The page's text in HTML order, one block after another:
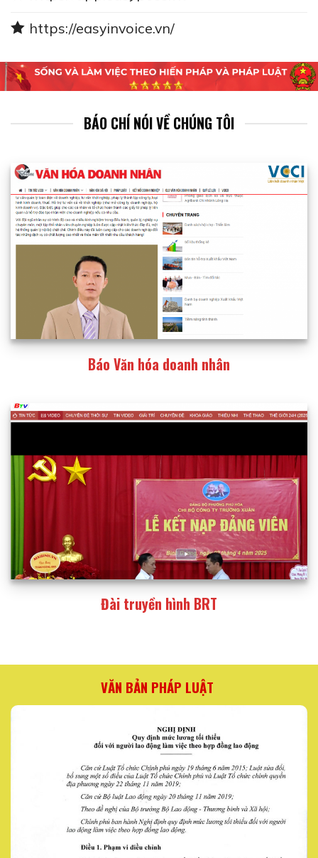
https://easyinvoice.vn/
BÁO CHÍ NÓI VỀ CHÚNG TÔI
Báo Văn hóa doanh nhân
Đài truyền hình BRT
VĂN BẢN PHÁP LUẬT